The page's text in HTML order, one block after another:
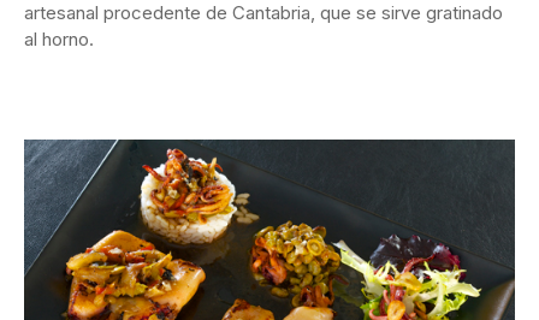
artesanal procedente de Cantabria, que se sirve gratinado
al horno.